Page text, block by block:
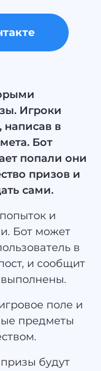
Игроки
написав в
Бот
попали они
призов и
сами.
и
Бот может
в
и сообщит
выполнены.
поле и
предметы
будут